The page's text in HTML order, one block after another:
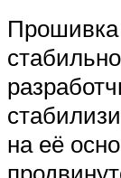
Прошивка
на её